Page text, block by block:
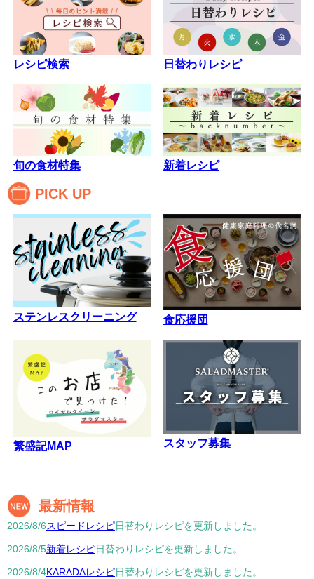
レシピ検索 日替わりレシピ
旬の食材特集 新着レシピ
PICK UP
ステンレスクリーニング 食応援団
繁盛記MAP スタッフ募集
最新情報
2026/8/6スピードレシピ日替わりレシピを更新しました。
2026/8/5新着レシピ日替わりレシピを更新しました。
2026/8/4KARADAレシピ日替わりレシピを更新しました。